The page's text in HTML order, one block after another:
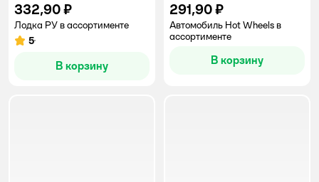
332,90 ₽
Лодка РУ в ассортименте
Рейтинг:
5
В корзину
291,90 ₽
Автомобиль Hot Wheels в
ассортименте
В корзину